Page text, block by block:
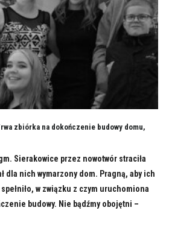
zbiórka na dokończenie budowy domu,
Sierakowice przez nowotwór straciła
dla nich wymarzony dom. Pragną, aby ich
w związku z czym uruchomiona
budowy. Nie bądźmy obojętni –